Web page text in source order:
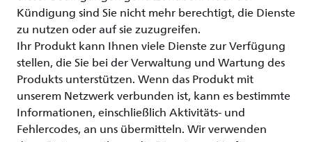
Kündigung sind Sie nicht mehr berechtigt, die Dienste
zu nutzen oder auf sie zuzugreifen.
Ihr Produkt kann Ihnen viele Dienste zur Verfügung
stellen, die Sie bei der Verwaltung und Wartung des
Produkts unterstützen. Wenn das Produkt mit
unserem Netzwerk verbunden ist, kann es bestimmte
Informationen, einschließlich Aktivitäts- und
Fehlercodes, an uns übermitteln. Wir verwenden